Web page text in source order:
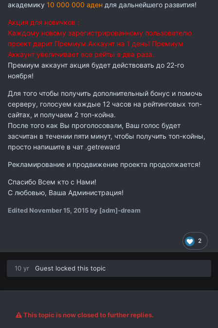
академику 10 000 000 аден для дальнейшего развития!
Акция для новичков :
Каждому новому зарегистрированному пользователю
проект дарит Премиум Аккаунт на 1 день! Премиум
Аккаунт увеличивает все рейты в два раза.
Премиум аккаунт акция будет действовать до 22-го
ноября!
Для того чтобы получить дополнительный бонус и помочь
серверу, голосуем каждые 12 часов на рейтинговых топ-
сайтах, и получаем 2 топ-койна.
После того как Вы проголосовали, Ваш голос будет
засчитан в течении пяти минут, чтобы получить топ-койны,
просто напишите в чат .getreward
Рекламирование и продвижение проекта продолжается!
Спасибо Всем кто с Нами!
С любовью, Ваша Администрация!
Edited November 15, 2015 by [adm]-dream
2
10 yr Guest locked this topic
This topic is now closed to further replies.